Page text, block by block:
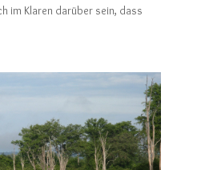
im Klaren darüber sein, dass